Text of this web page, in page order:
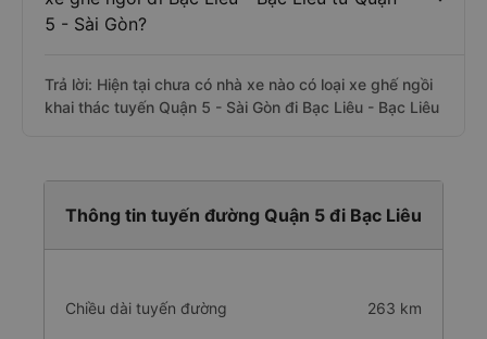
5 - Sài Gòn?
Trả lời: Hiện tại chưa có nhà xe nào có loại xe ghế ngồi
khai thác tuyến Quận 5 - Sài Gòn đi Bạc Liêu - Bạc Liêu
Thông tin tuyến đường Quận 5 đi Bạc Liêu
Chiều dài tuyến đường 263 km